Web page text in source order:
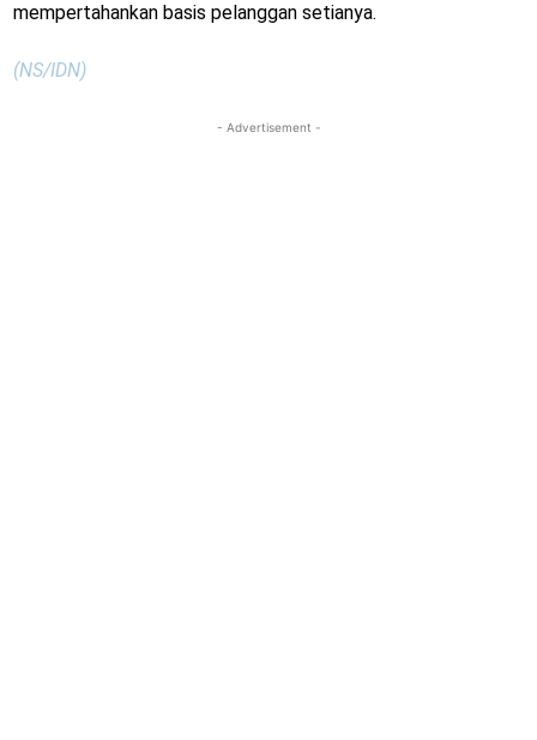
mempertahankan basis pelanggan setianya.
(NS/IDN)
- Advertisement -